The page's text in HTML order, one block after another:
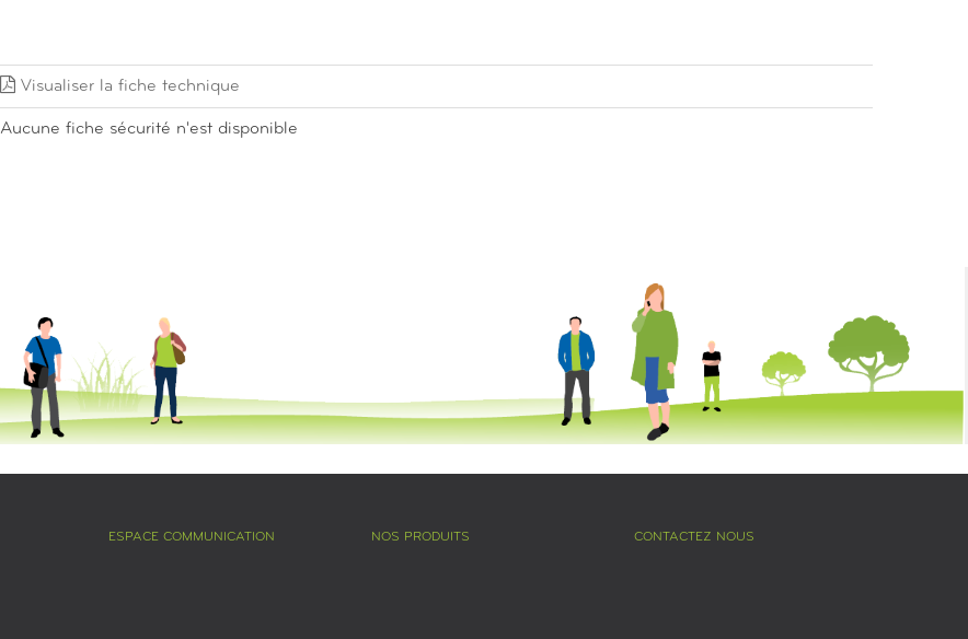
Visualiser la fiche technique
Aucune fiche sécurité n'est disponible
ESPACE COMMUNICATION NOS PRODUITS CONTACTEZ NOUS